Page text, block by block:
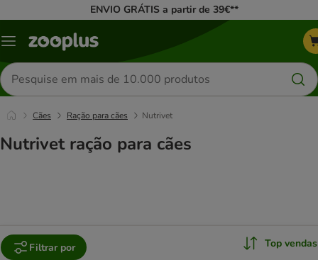
ENVIO GRÁTIS a partir de 39€**
Menu
Pesquisar
produtos
Cães Ração para cães Nutrivet
Nutrivet ração para cães
Filtrar por Top vendas